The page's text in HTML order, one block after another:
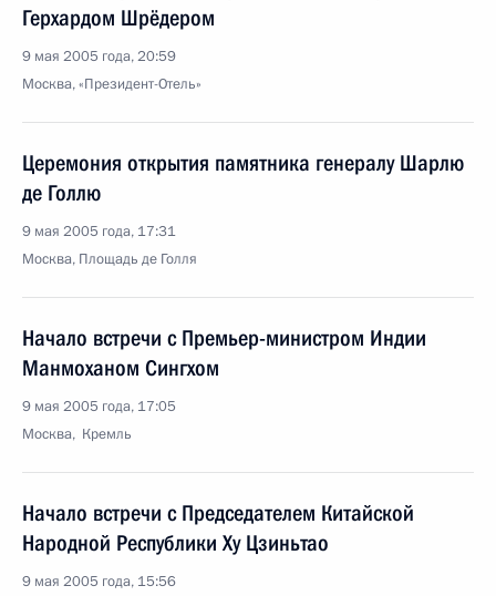
Герхардом Шрёдером
9 мая 2005 года, 20:59
Москва, «Президент-Отель»
Церемония открытия памятника генералу Шарлю
де Голлю
9 мая 2005 года, 17:31
Москва, Площадь де Голля
Начало встречи с Премьер-министром Индии
Манмоханом Сингхом
9 мая 2005 года, 17:05
Москва, Кремль
Начало встречи с Председателем Китайской
Народной Республики Ху Цзиньтао
9 мая 2005 года, 15:56